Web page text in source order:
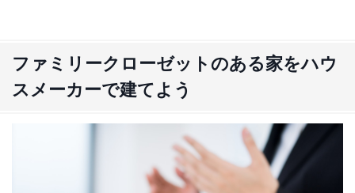
ファミリークローゼットのある家をハウ
スメーカーで建てよう